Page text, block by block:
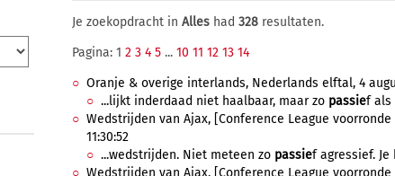
Je zoekopdracht in Alles had 328 resultaten.
Pagina: 1 2 3 4 5 ... 10 11 12 13 14
Oranje & overige interlands, Nederlands elftal, 4
...lijkt inderdaad niet haalbaar, maar zo passief als
Wedstrijden van Ajax, [Conference League voorronde
11:30:52
...wedstrijden. Niet meteen zo passief agressief.
Wedstrijden van Ajax, [Conference League voorronde